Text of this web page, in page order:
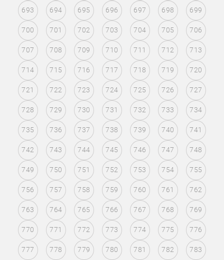
693 694 695 696 697 698 699
700 701 702 703 704 705 706
707 708 709 710 711 712 713
714 715 716 717 718 719 720
721 722 723 724 725 726 727
728 729 730 731 732 733 734
735 736 737 738 739 740 741
742 743 744 745 746 747 748
749 750 751 752 753 754 755
756 757 758 759 760 761 762
763 764 765 766 767 768 769
770 771 772 773 774 775 776
777 778 779 780 781 782 783